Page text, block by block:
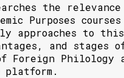
the relevance
Purposes
approaches to
and stages
Foreign Philology
platform.